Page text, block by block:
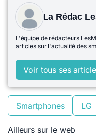
La Rédac
L'équipe de rédacteurs
articles sur l'actualité des
Voir tous ses
Smartphones LG
Ailleurs sur le web